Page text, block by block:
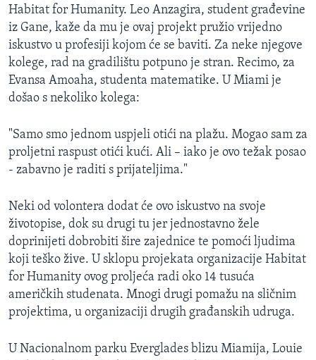
PRATITE NAS
Jezici
Habitat for Humanity. Leo Anzagira, student građevine
iz Gane, kaže da mu je ovaj projekt pružio vrijedno
iskustvo u profesiji kojom će se baviti. Za neke njegove
kolege, rad na gradilištu potpuno je stran. Recimo, za
Evansa Amoaha, studenta matematike. U Miami je
došao s nekoliko kolega:
"Samo smo jednom uspjeli otići na plažu. Mogao sam za
proljetni raspust otići kući. Ali – iako je ovo težak posao
- zabavno je raditi s prijateljima."
Neki od volontera dodat će ovo iskustvo na svoje
životopise, dok su drugi tu jer jednostavno žele
doprinijeti dobrobiti šire zajednice te pomoći ljudima
koji teško žive. U sklopu projekata organizacije Habitat
for Humanity ovog proljeća radi oko 14 tusuća
američkih studenata. Mnogi drugi pomažu na sličnim
projektima, u organizaciji drugih građanskih udruga.
U Nacionalnom parku Everglades blizu Miamija, Louie